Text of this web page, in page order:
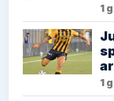
1
1